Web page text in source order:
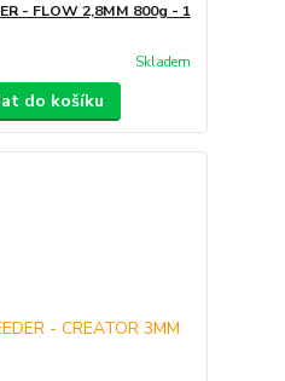
- FLOW 2,8MM 800g - 1
Skladem
do košíku